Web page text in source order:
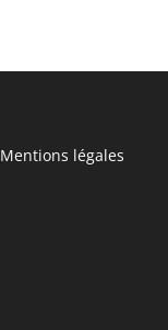
Mentions légales